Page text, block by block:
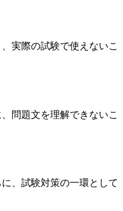
実際の試験で使えないこ
問題文を理解できないこ
、試験対策の一環として